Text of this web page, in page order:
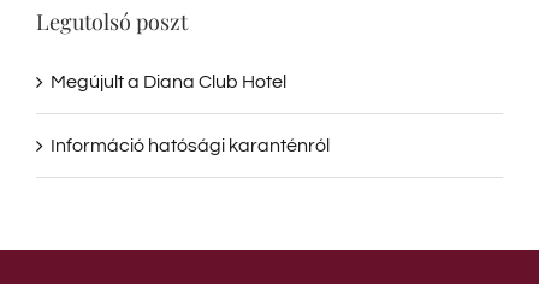
Legutolsó poszt
Megújult a Diana Club Hotel
Információ hatósági karanténról